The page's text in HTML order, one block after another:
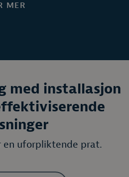
MER
med installasjon
en uforpliktende prat.